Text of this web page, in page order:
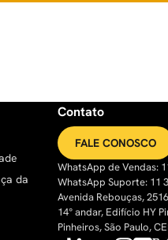
da
Contato
FALE CONOSCO
WhatsApp de Vendas:
WhatsApp Suporte: 11
Avenida Rebouças,
14° andar, Edifício HY
Pinheiros, São Paulo,